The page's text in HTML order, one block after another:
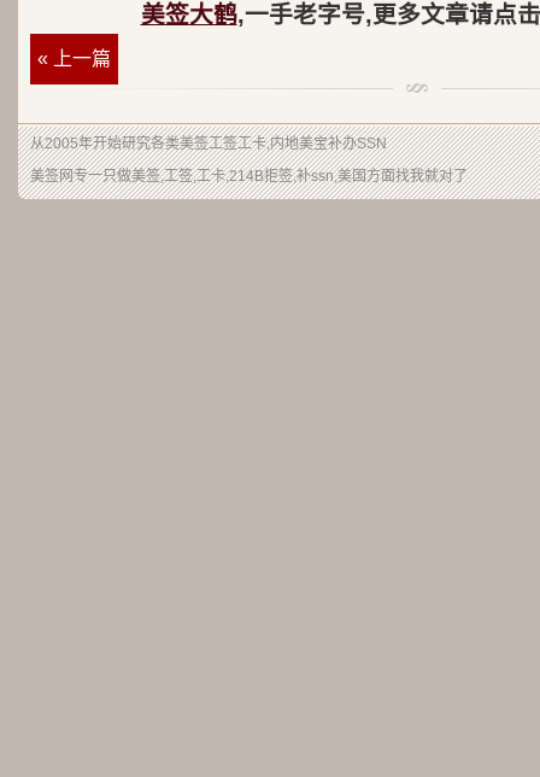
美签大鹤,一手老字号,更多文章请点击
« 上一篇
从2005年开始研究各类美签工签工卡,内地美宝补办SSN
美签网专一只做美签,工签,工卡,214B拒签,补ssn,美国方面找我就对了